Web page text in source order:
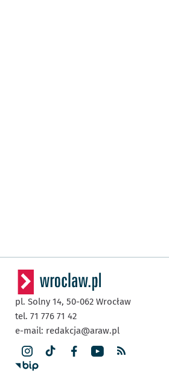
pl. Solny 14, 50-062 Wrocław
tel. 71 776 71 42
e-mail: redakcja@araw.pl